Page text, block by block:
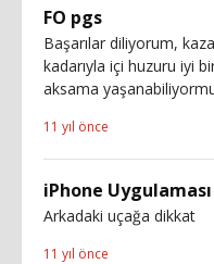
FO pgs
Başarılar diliyorum,
kadarıyla içi huzuru iyi
aksama
11 yıl önce
iPhone Uygulaması
Arkadaki uçağa dikkat
11 yıl önce